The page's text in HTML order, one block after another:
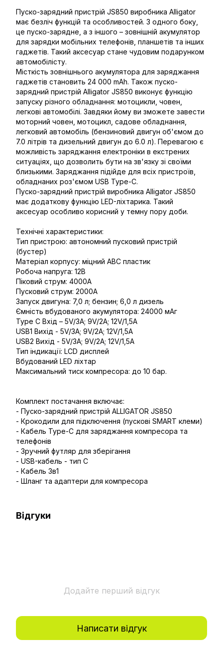
Пуско-зарядний пристрій JS850 виробника Alligator
має безліч функцій та особливостей. З одного боку,
це пуско-зарядне, а з іншого – зовнішній акумулятор
для зарядки мобільних телефонів, планшетів та інших
гаджетів. Такий аксесуар стане чудовим подарунком
автомобілісту.
Місткість зовнішнього акумулятора для заряджання
гаджетів становить 24 000 mAh. Також пуско-
зарядний пристрій Alligator JS850 виконує функцію
запуску різного обладнання: мотоцикли, човен,
легкові автомобілі. Завдяки йому ви зможете завести
моторний човен, мотоцикл, садове обладнання,
легковий автомобіль (бензиновий двигун об'ємом до
7.0 літрів та дизельний двигун до 6.0 л). Перевагою є
можливість заряджання електроніки в екстрених
ситуаціях, що дозволить бути на зв'язку зі своїми
близькими. Заряджання підійде для всіх пристроїв,
обладнаних роз'ємом USB Type-C.
Пуско-зарядний пристрій виробника Alligator JS850
має додаткову функцію LED-ліхтарика. Такий
аксесуар особливо корисний у темну пору доби.
Технічні характеристики:
Тип пристрою: автономний пусковий пристрій
(бустер)
Матеріал корпусу: міцний ABC пластик
Робоча напруга: 12В
Піковий струм: 4000А
Пусковий струм: 2000А
Запуск двигуна: 7,0 л; бензин; 6,0 л дизель
Ємність вбудованого акумулятора: 24000 мАг
Type C Вхід – 5V/3A; 9V/2A; 12V/1,5A
USB1 Вихід - 5V/3A; 9V/2A; 12V/1,5A
USB2 Вихід - 5V/3A; 9V/2A; 12V/1,5A
Тип індикації: LCD дисплей
Вбудований LED ліхтар
Максимальний тиск компресора: до 10 бар.
Комплект постачання включає:
- Пуско-зарядний пристрій ALLIGATOR JS850
- Крокодили для підключення (пускові SMART клеми)
- Кабель Type-C для заряджання компресора та
телефонів
- Зручний футляр для зберігання
- USB-кабель - тип C
- Кабель 3в1
- Шланг та адаптери для компресора
Відгуки
Додайте перший відгук
Написати відгук